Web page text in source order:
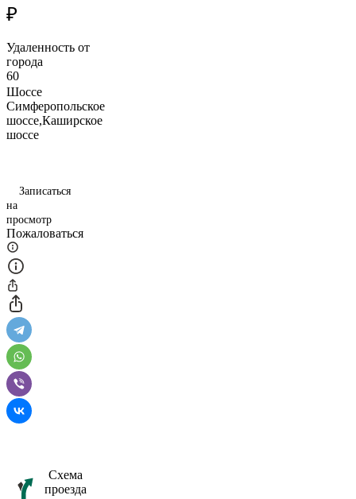
₽
Удаленность от
города
60
Шоссе
Симферопольское
шоссе,Каширское
шоссе
Записаться
на
просмотр
Пожаловаться
Схема
проезда